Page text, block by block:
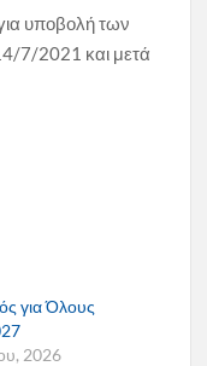
υποβολή των
7/2021 και μετά
για Όλους
2026